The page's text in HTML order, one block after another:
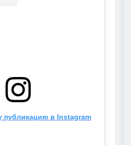
публикацию в Instagram